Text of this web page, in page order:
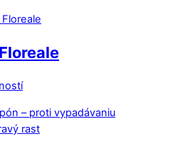
má
variantov.
môžete
vybrať
na
Tento
má
viacero